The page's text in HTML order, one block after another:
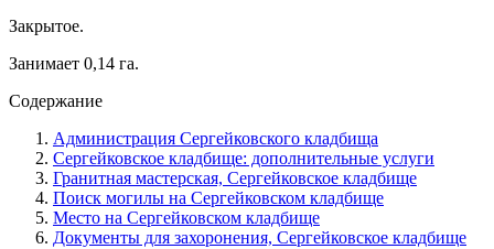
Закрытое.
Занимает 0,14 га.
Содержание
Администрация Сергейковского кладбища
Сергейковское кладбище: дополнительные услуги
Гранитная мастерская, Сергейковское кладбище
Поиск могилы на Сергейковском кладбище
Место на Сергейковском кладбище
Документы для захоронения, Сергейковское кладбище